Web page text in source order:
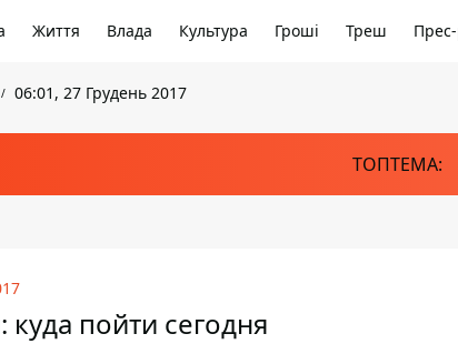
Життя Влада Культура Гроші Треш
06:01, 27 Грудень 2017
ТОПТЕМА:
куда пойти сегодня